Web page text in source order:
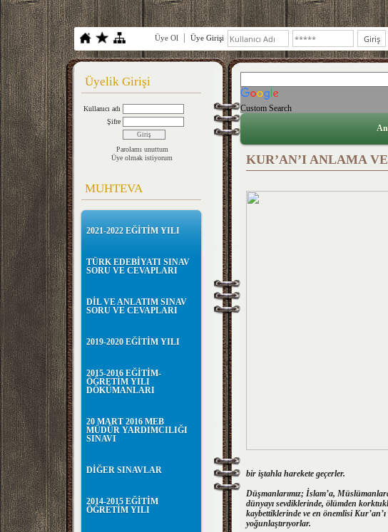
Üye Ol Üye Girişi
Üyelik Girişi
Kullanıcı adı
Şifre
Parolamı unuttum
Üye olmak istiyorum
MUHTEVA
2021-2022 EĞİTİM YILI
TÜRK EDEBİYATI SINAV
SORU VE CEVAPLARI
DİL VE ANLATIM SINAV
SORU VE CEVAPLARI
2019-2020 EĞİTİM YILI
2015-2016 EĞİTİM-
ÖĞRETİM YILI
DÖKÜMANLARI
20 MART 2016 MEB
MÜDÜR YARDIMCILIĞI
SINAVI
DİĞER SINAVLAR
2014-2015 EĞİTİM
ÖĞRETİM YILI
Custom Search
KUR’AN’I ANLAMA
bir iştahla harekete geçerler.
Düşmanlarımız; İslam’a,
dünyayı sevdiklerinde, ölümden
kaybettiklerinde ve en önemlisi
yoğunlaştırıyorlar.